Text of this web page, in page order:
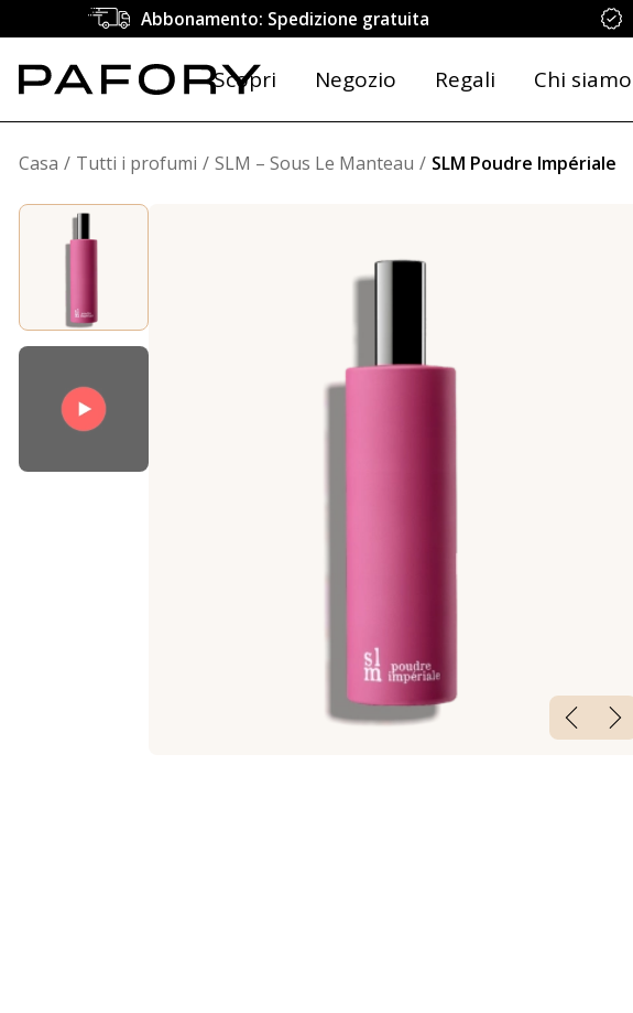
Abbonamento: Spedizione gratuita
Scopri Negozio Regali Chi siamo
Casa Tutti i profumi SLM – Sous Le Manteau SLM Poudre Impériale